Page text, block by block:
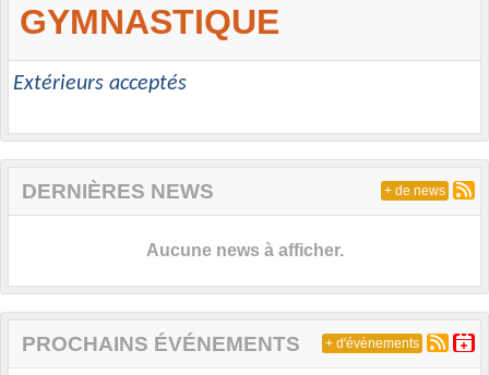
GYMNASTIQUE
Extérieurs acceptés
DERNIÈRES NEWS
Aucune news à afficher.
+ de news
PROCHAINS ÉVÉNEMENTS + d'évènements